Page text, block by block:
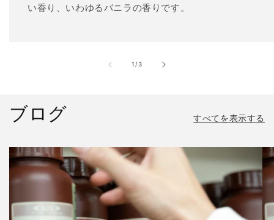
い香り、いわゆるバニラの香りです。
1 /の
3
ブログ すべてを表示する